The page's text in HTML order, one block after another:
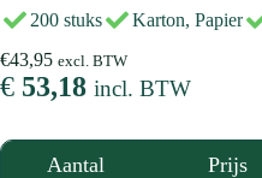
Aantal Prijs
200 stuks
Karton, Papier
€43,95 excl. BTW
€ 53,18 incl. BTW